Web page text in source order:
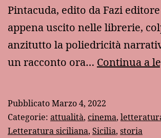
Pintacuda, edito da Fazi
appena uscito nelle librerie,
anzitutto la poliedricità
un racconto ora… Continua a
PubblicatoMarzo 4, 2022
Categorie: attualità, cinema,
Letteratura siciliana, Sicilia, storia